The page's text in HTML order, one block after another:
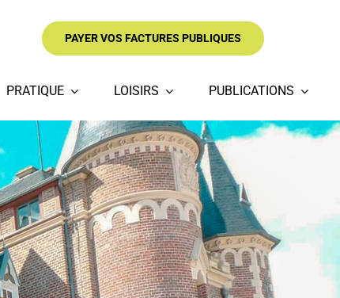
PAYER VOS FACTURES PUBLIQUES
PRATIQUE LOISIRS PUBLICATIONS